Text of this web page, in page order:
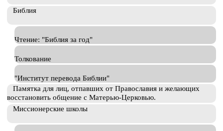
Библия
Чтение: "Библия за год"
Толкование
"Институт перевода Библии"
Памятка для лиц, отпавших от Православия и желающих
восстановить общение с Матерью-Церковью.
Миссионерские школы